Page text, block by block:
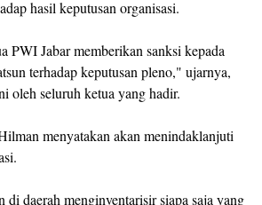
hasil keputusan organisasi.
PWI Jabar memberikan sanksi kepada
terhadap keputusan pleno," ujarnya,
oleh seluruh ketua yang hadir.
menyatakan akan menindaklanjuti
di daerah menginventarisir siapa saja yang